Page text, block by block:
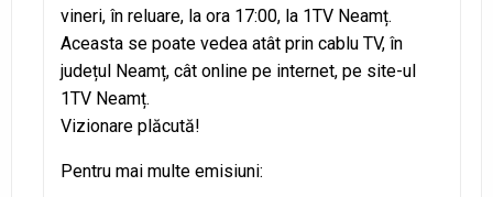
vineri, în reluare, la ora 17:00, la 1TV Neamț.
Aceasta se poate vedea atât prin cablu TV, în
județul Neamț, cât online pe internet, pe site-ul
1TV Neamț.
Vizionare plăcută!
Pentru mai multe emisiuni: